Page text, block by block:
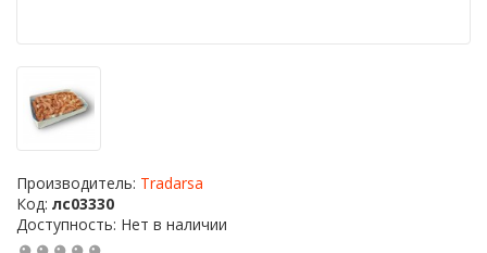
Производитель: Tradarsa
Код: лс03330
Доступность: Нет в наличии